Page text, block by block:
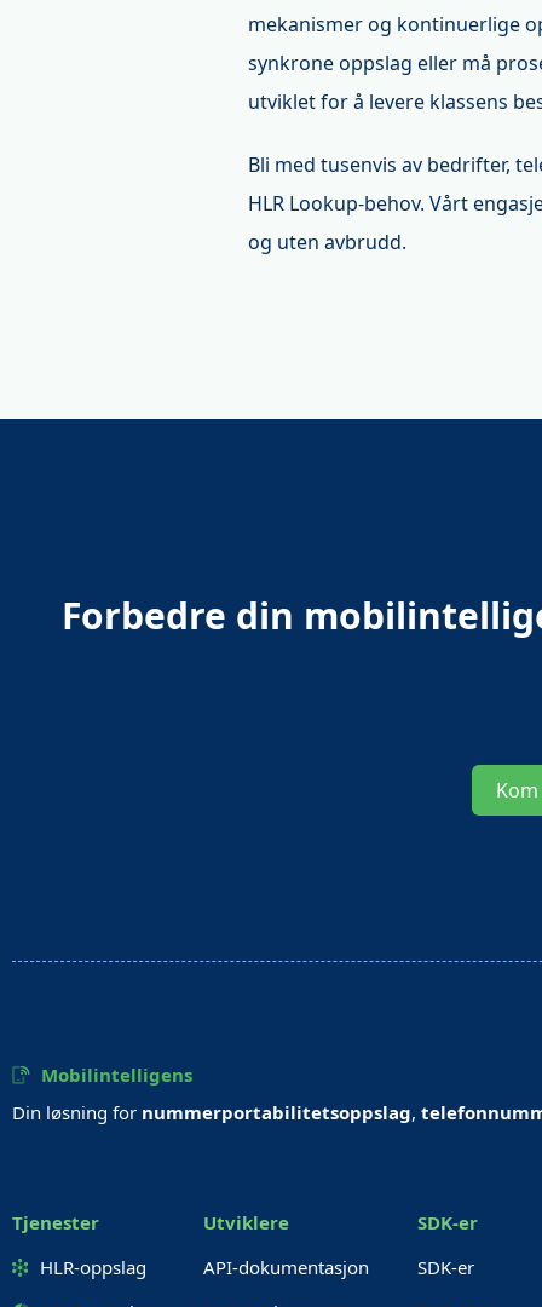
mekanismer og kontinuerlige
synkrone oppslag eller må
utviklet for å levere klassens
Bli med tusenvis av bedrifter,
HLR Lookup-behov. Vårt
og uten avbrudd.
Forbedre din
Mobilintelligens
Din løsning for nummerportabilitetsoppslag,
Tjenester
HLR-oppslag
Utviklere
API-dokumentasjon
SDK-er
SDK-er